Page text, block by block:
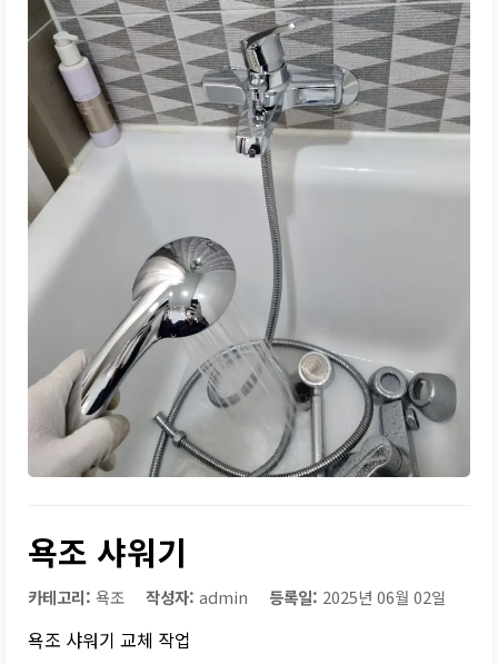
욕조 샤워기
카테고리: 욕조 작성자: admin 등록일: 2025년 06월 02일
욕조 샤워기 교체 작업